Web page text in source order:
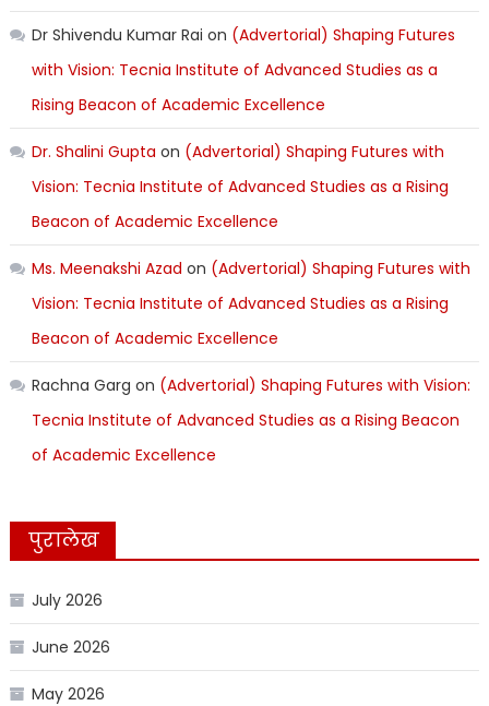
Dr Shivendu Kumar Rai on (Advertorial) Shaping Futures
with Vision: Tecnia Institute of Advanced Studies as a
Rising Beacon of Academic Excellence
Dr. Shalini Gupta on (Advertorial) Shaping Futures with
Vision: Tecnia Institute of Advanced Studies as a Rising
Beacon of Academic Excellence
Ms. Meenakshi Azad on (Advertorial) Shaping Futures with
Vision: Tecnia Institute of Advanced Studies as a Rising
Beacon of Academic Excellence
Rachna Garg on (Advertorial) Shaping Futures with Vision:
Tecnia Institute of Advanced Studies as a Rising Beacon
of Academic Excellence
पुरालेख
July 2026
June 2026
May 2026